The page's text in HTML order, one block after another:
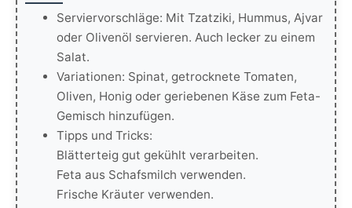
Serviervorschläge: Mit Tzatziki, Hummus, Ajvar
oder Olivenöl servieren. Auch lecker zu einem
Salat.
Variationen: Spinat, getrocknete Tomaten,
Oliven, Honig oder geriebenen Käse zum Feta-
Gemisch hinzufügen.
Tipps und Tricks:
Blätterteig gut gekühlt verarbeiten.
Feta aus Schafsmilch verwenden.
Frische Kräuter verwenden.